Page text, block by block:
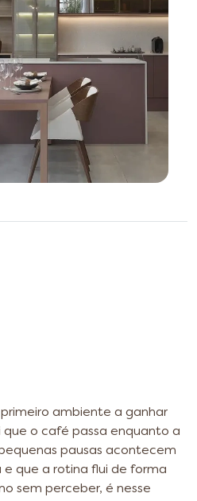
ambiente a ganhar
que o café passa enquanto a
pausas acontecem
que a rotina flui de forma
sem perceber, é nesse